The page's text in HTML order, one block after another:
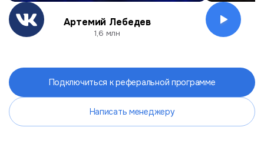
Артемий Лебедев
1,6 млн
Подключиться к реферальной программе
Написать менеджеру